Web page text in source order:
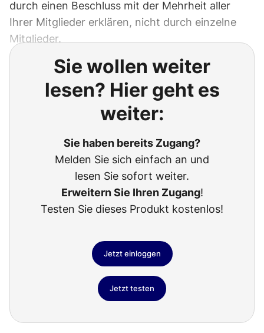
durch einen Beschluss mit der Mehrheit aller
Ihrer Mitglieder erklären, nicht durch einzelne
Mitglieder.
Sie wollen weiter
lesen? Hier geht es
weiter:
Sie haben bereits Zugang?
Melden Sie sich einfach an und
lesen Sie sofort weiter.
Erweitern Sie Ihren Zugang!
Testen Sie dieses Produkt kostenlos!
Jetzt einloggen
Jetzt testen